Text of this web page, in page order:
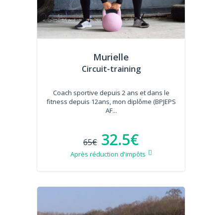
Murielle
Circuit-training
Coach sportive depuis 2 ans et dans le
fitness depuis 12ans, mon diplôme (BPJEPS
AF...
65€ 32.5€
Après réduction d'impôts